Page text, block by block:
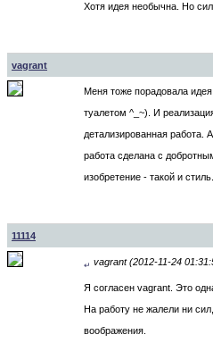
Хотя идея необычна. Но
vagrant
Меня тоже порадовала
туалетом ^_~). И
детализированная работа.
работа сделана с
изобретение - такой и
11114
↵ vagrant (2012-11-24
Я согласен vagrant. Это
На работу не жалели ни
воображения.